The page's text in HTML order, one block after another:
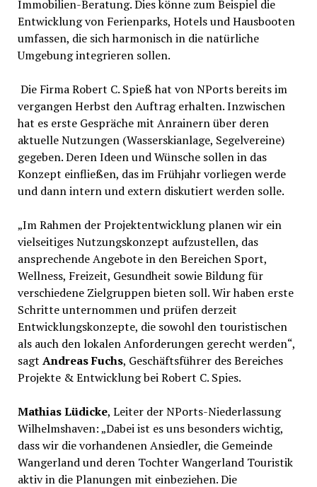
Immobilien-Beratung. Dies könne zum Beispiel die
Entwicklung von Ferienparks, Hotels und Hausbooten
umfassen, die sich harmonisch in die natürliche
Umgebung integrieren sollen.
Die Firma Robert C. Spieß hat von NPorts bereits im
vergangen Herbst den Auftrag erhalten. Inzwischen
hat es erste Gespräche mit Anrainern über deren
aktuelle Nutzungen (Wasserskianlage, Segelvereine)
gegeben. Deren Ideen und Wünsche sollen in das
Konzept einfließen, das im Frühjahr vorliegen werde
und dann intern und extern diskutiert werden solle.
„Im Rahmen der Projektentwicklung planen wir ein
vielseitiges Nutzungskonzept aufzustellen, das
ansprechende Angebote in den Bereichen Sport,
Wellness, Freizeit, Gesundheit sowie Bildung für
verschiedene Zielgruppen bieten soll. Wir haben erste
Schritte unternommen und prüfen derzeit
Entwicklungskonzepte, die sowohl den touristischen
als auch den lokalen Anforderungen gerecht werden“,
sagt Andreas Fuchs, Geschäftsführer des Bereiches
Projekte & Entwicklung bei Robert C. Spies.
Mathias Lüdicke, Leiter der NPorts-Niederlassung
Wilhelmshaven: „Dabei ist es uns besonders wichtig,
dass wir die vorhandenen Ansiedler, die Gemeinde
Wangerland und deren Tochter Wangerland Touristik
aktiv in die Planungen mit einbeziehen. Die